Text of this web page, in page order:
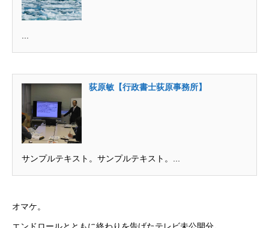
荻原敏【行政書士荻原事務所】
サンプルテキスト。サンプルテキスト。...
オマケ。